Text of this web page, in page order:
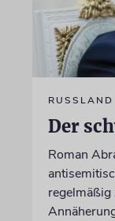
RUSSLAND
Der
Roman
regelmäßig